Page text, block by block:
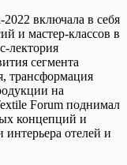
включала в себя
и мастер-классов в
лектория
сегмента
трансформация
на
Forum поднимал
концепций и
отелей и